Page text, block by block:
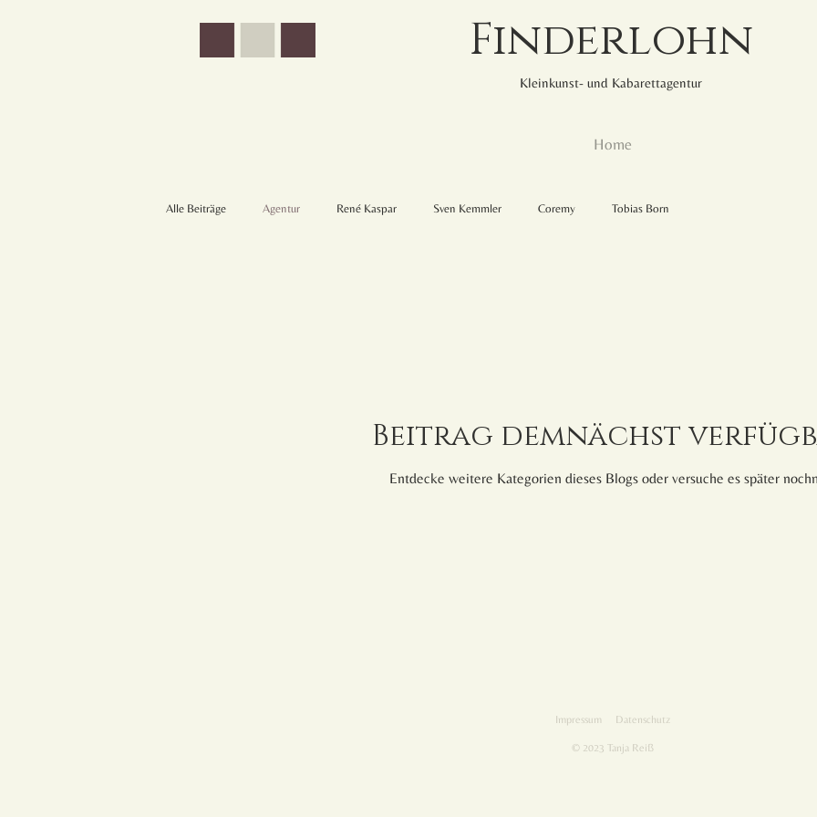
Finderlohn
Kleinkunst- und Kabarettagentur
Home
Alle Beiträge Agentur René Kaspar Sven Kemmler Coremy Tobias Born
Beitrag demnächst
Entdecke weitere Kategorien dieses Blogs oder versuche es später
Impressum Datenschutz
© 2023 Tanja Reiß